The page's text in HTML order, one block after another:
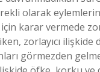
olarak
karar vermede
zorlayıcı
görmezden